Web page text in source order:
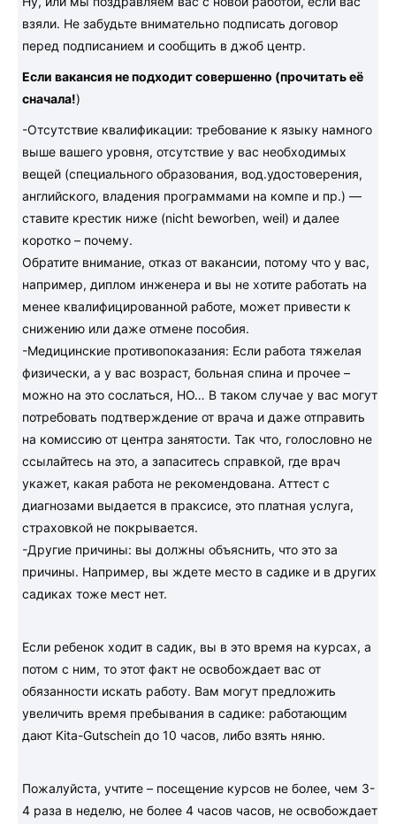
взяли. Не забудьте внимательно подписать договор
перед подписанием и сообщить в джоб центр.
Если вакансия не подходит совершенно (прочитать её
сначала!)
-Отсутствие квалификации: требование к языку намного
выше вашего уровня, отсутствие у вас необходимых
вещей (специального образования, вод.удостоверения,
английского, владения программами на компе и пр.) —
ставите крестик ниже (nicht beworben, weil) и далее
коротко – почему.
Обратите внимание, отказ от вакансии, потому что у вас,
например, диплом инженера и вы не хотите работать на
менее квалифицированной работе, может привести к
снижению или даже отмене пособия.
-Медицинские противопоказания: Если работа тяжелая
физически, а у вас возраст, больная спина и прочее –
можно на это сослаться, НО… В таком случае у вас могут
потребовать подтверждение от врача и даже отправить
на комиссию от центра занятости. Так что, голословно не
ссылайтесь на это, а запаситесь справкой, где врач
укажет, какая работа не рекомендована. Аттест с
диагнозами выдается в праксисе, это платная услуга,
страховкой не покрывается.
-Другие причины: вы должны объяснить, что это за
причины. Например, вы ждете место в садике и в других
садиках тоже мест нет.
Если ребенок ходит в садик, вы в это время на курсах, а
потом с ним, то этот факт не освобождает вас от
обязанности искать работу. Вам могут предложить
увеличить время пребывания в садике: работающим
дают Kita-Gutschein до 10 часов, либо взять няню.
Пожалуйста, учтите – посещение курсов не более, чем 3-
4 раза в неделю, не более 4 часов часов, не освобождает